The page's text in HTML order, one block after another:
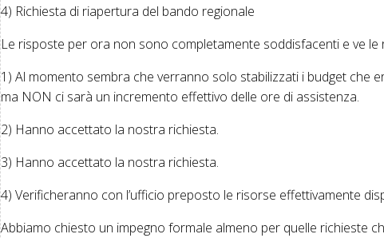
4) Richiesta di riapertura del bando regionale
Le risposte per ora non sono completamente soddisfacenti e ve le
1) Al momento sembra che verranno solo stabilizzati i budget che
ma NON ci sarà un incremento effettivo delle ore di assistenza.
2) Hanno accettato la nostra richiesta.
3) Hanno accettato la nostra richiesta.
4) Verificheranno con l’ufficio preposto le risorse effettivamente
Abbiamo chiesto un impegno formale almeno per quelle richieste